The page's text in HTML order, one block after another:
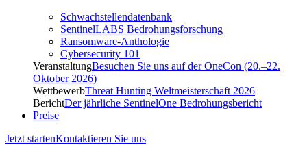
Schwachstellendatenbank
SentinelLABS Bedrohungsforschung
Ransomware-Anthologie
Cybersecurity 101
VeranstaltungBesuchen Sie uns auf der OneCon (20.–22.
Oktober 2026)
WettbewerbThreat Hunting Weltmeisterschaft 2026
BerichtDer jährliche SentinelOne Bedrohungsbericht
Preise
Jetzt startenKontaktieren Sie uns